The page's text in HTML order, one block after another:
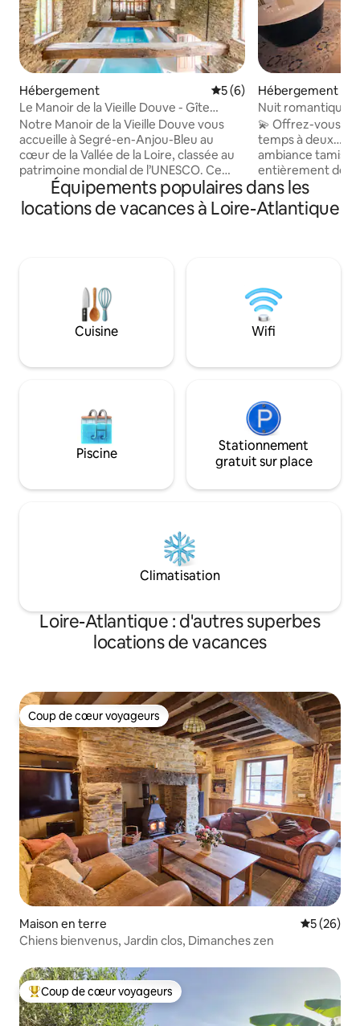
Hébergement Évaluation moyenne sur
5 (6)
Le Manoir de la Vieille Douve - Gîte
Bramley
Notre Manoir de la Vieille Douve vous
accueille à Segré-en-Anjou-Bleu au
cœur de la Vallée de la Loire, classée au
patrimoine mondial de l’UNESCO. Ce
véritable havre de paix sera le refuge
idéal pour tous, intimiste pour les
amoureux en quête de ressourcement,
charme des vieilles pierres et poutres
apparentes. 3 gîtes dans une ancienne
Hébergement
Nuit romantique
deux
💫 Offrez-vous
temps à deux…
ambiance
entièrement
est pensé pour
vivre une soirée
quotidien. Parfait pour une escapade
deux. ⭐ Noté 4,9/5 par plus de 280
couples venus
romantique.
Équipements populaires dans les
locations de vacances à Loire-Atlantique
Cuisine Wifi
Piscine
Stationnement
gratuit sur place
Climatisation
Loire-Atlantique : d'autres superbes
locations de vacances
Coup de cœur voyageurs
Coup de cœur voyageurs
Maison en terre
5 (26)
Chiens bienvenus, Jardin clos, Dimanches zen
Coups de cœur voyageurs les plus appréciés
Coup de cœur voyageurs